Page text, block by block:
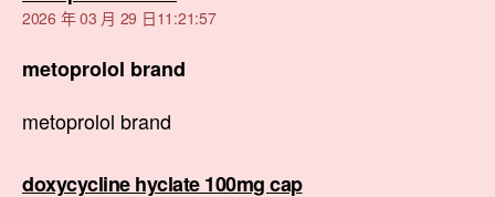
示:
2026 年 03 月 29 日11:21:57
metoprolol brand
metoprolol brand
doxycycline hyclate 100mg cap表